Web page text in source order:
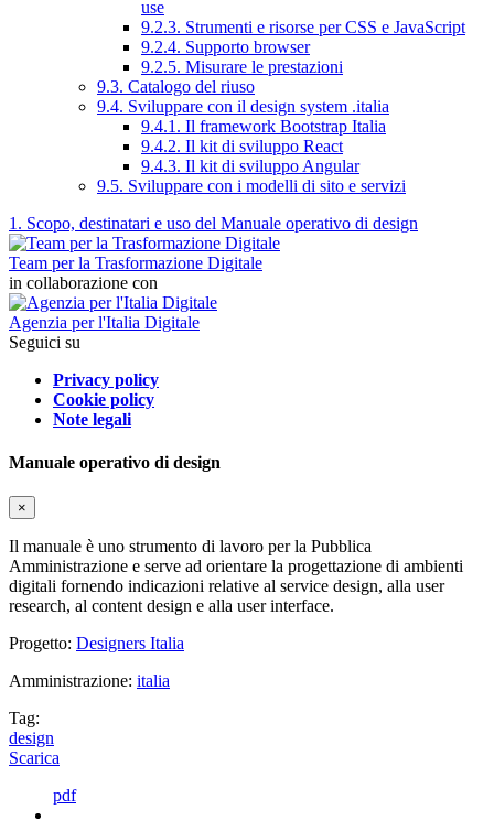
use
9.2.3. Strumenti e risorse per CSS e JavaScript
9.2.4. Supporto browser
9.2.5. Misurare le prestazioni
9.3. Catalogo del riuso
9.4. Sviluppare con il design system .italia
9.4.1. Il framework Bootstrap Italia
9.4.2. Il kit di sviluppo React
9.4.3. Il kit di sviluppo Angular
9.5. Sviluppare con i modelli di sito e servizi
1. Scopo, destinatari e uso del Manuale operativo di design
Team per la Trasformazione Digitale
in collaborazione con
Agenzia per l'Italia Digitale
Seguici su
Privacy policy
Cookie policy
Note legali
Manuale operativo di design
×
Il manuale è uno strumento di lavoro per la Pubblica
Amministrazione e serve ad orientare la progettazione di ambienti
digitali fornendo indicazioni relative al service design, alla user
research, al content design e alla user interface.
Progetto: Designers Italia
Amministrazione: italia
Tag:
design
Scarica
pdf